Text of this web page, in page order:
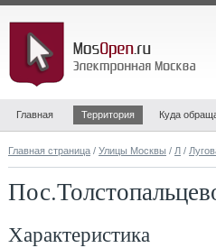
Главная Территория Куда
Главная страница / Улицы Москвы / Л /
Характеристика